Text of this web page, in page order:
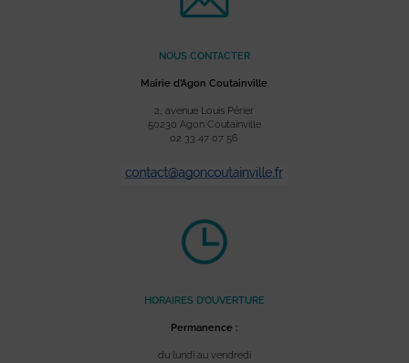
NOUS CONTACTER
Mairie d’Agon Coutainville
2, avenue Louis Périer
50230 Agon Coutainville
02 33 47 07 56
HORAIRES D’OUVERTURE
Permanence :
du lundi au vendredi